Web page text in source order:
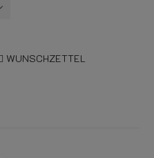
WUNSCHZETTEL